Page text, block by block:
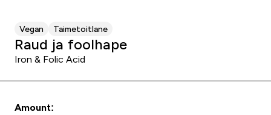
Vegan Taimetoitlane
Raud ja foolhape
Iron & Folic Acid
Amount: